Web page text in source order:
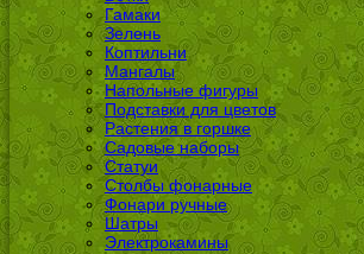
Гамаки
Зелень
Коптильни
Мангалы
Напольные фигуры
Подставки для цветов
Растения в горшке
Садовые наборы
Статуи
Столбы фонарные
Фонари ручные
Шатры
Электрокамины